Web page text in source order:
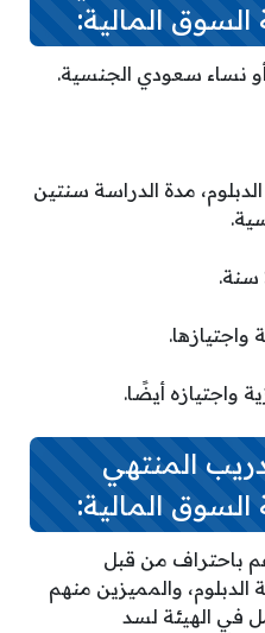
المالية:
مدة الدراسة سنتين
المنتهي
المالية:
باحتراف من قبل
والمميزين منهم
في الهيئة لسد